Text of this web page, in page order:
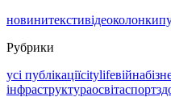
новинитекстивідеоколонки
Рубрики
усі публікаціїcitylifeвійна
інфраструктураосвітаспорт